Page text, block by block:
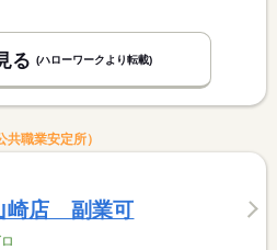
る (ハローワークより転載)
職業安定所）
崎店 副業可